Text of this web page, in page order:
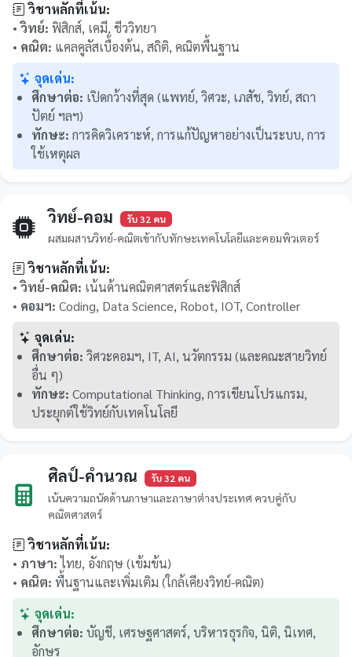
วิชาหลักที่เน้น:
•วิทย์: ฟิสิกส์, เคมี, ชีววิทยา
• คณิต: แคลคูลัสเบื้องต้น, สถิติ, คณิตพื้นฐาน
จุดเด่น:
ศึกษาต่อ: เปิดกว้างที่สุด (แพทย์, วิศวะ, เภสัช, วิทย์, สถา
ปัตย์ ฯลฯ)
ทักษะ: การคิดวิเคราะห์, การแก้ปัญหาอย่างเป็นระบบ, การ
ใช้เหตุผล
วิทย์-คอม รับ 32 คน
ผสมผสานวิทย์-คณิตเข้ากับทักษะเทคโนโลยีและคอมพิวเตอร์
วิชาหลักที่เน้น:
•วิทย์-คณิต: เน้นด้านคณิตศาสตร์และฟิสิกส์
• คอมฯ: Coding, Data Science, Robot, IOT, Controller
จุดเด่น:
ศึกษาต่อ: วิศวะคอมฯ, IT, AI, นวัตกรรม (และคณะสายวิทย์
อื่น ๆ)
ทักษะ: Computational Thinking, การเขียนโปรแกรม,
ประยุกต์ใช้วิทย์กับเทคโนโลยี
ศิลป์-คำนวณ รับ 32 คน
เน้นความถนัดด้านภาษาและภาษาต่างประเทศ ควบคู่กับ
คณิตศาสตร์
วิชาหลักที่เน้น:
• ภาษา:ไทย, อังกฤษ (เข้มข้น)
• คณิต: พื้นฐานและเพิ่มเติม (ใกล้เคียงวิทย์-คณิต)
จุดเด่น:
ศึกษาต่อ: บัญชี, เศรษฐศาสตร์, บริหารธุรกิจ, นิติ, นิเทศ,
อักษร